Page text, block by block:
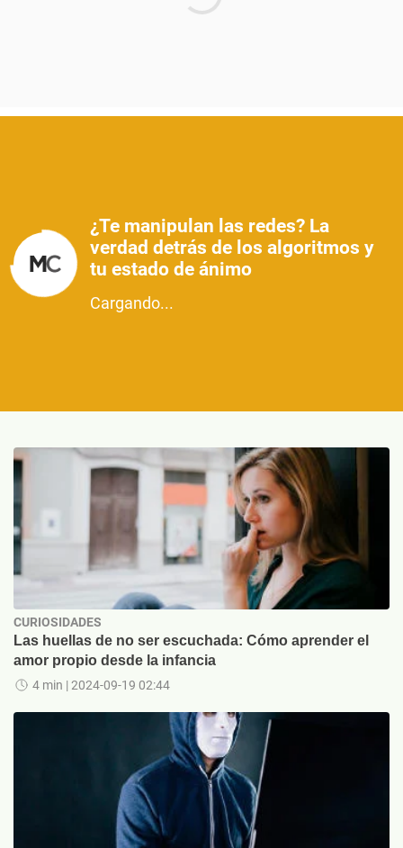
¿Te manipulan las redes? La
verdad detrás de los algoritmos y
tu estado de ánimo
Cargando...
CURIOSIDADES
Las huellas de no ser escuchada: Cómo aprender el
amor propio desde la infancia
4 min | 2024-09-19 02:44